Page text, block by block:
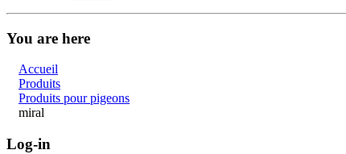
You are here
Accueil
Produits
Produits pour pigeons
miral
Log-in